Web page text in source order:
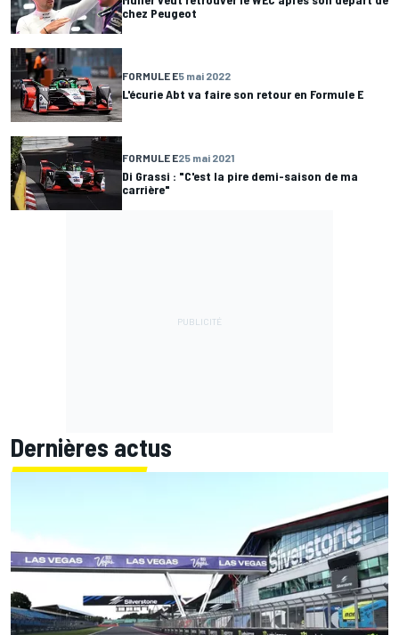
chez Peugeot
FORMULE E5 mai 2022
L'écurie Abt va faire son retour en Formule E
FORMULE E25 mai 2021
Di Grassi : "C'est la pire demi-saison de ma
carrière"
Dernières actus